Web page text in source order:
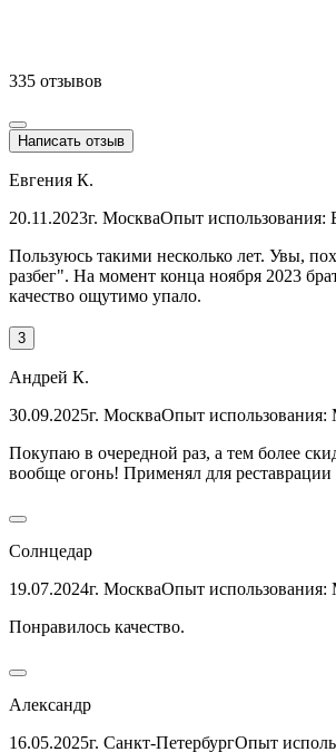
335 отзывов
Написать отзыв
Евгения К.
20.11.2023г. МоскваОпыт использования:
Пользуюсь такими несколько лет. Увы,
разбег". На момент конца ноября 2023
качество ощутимо упало.
3
Андрей К.
30.09.2025г. МоскваОпыт использования:
Покупаю в очередной раз, а тем более
вообще огонь! Применял для реставрации
Солнцедар
19.07.2024г. МоскваОпыт использования:
Понравилось качество.
Александр
16.05.2025г. Санкт-ПетербургОпыт